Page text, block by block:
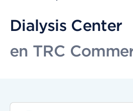
Dialysis Center
en TRC